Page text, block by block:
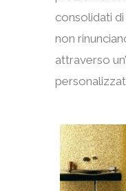
consolidati
non
attraverso